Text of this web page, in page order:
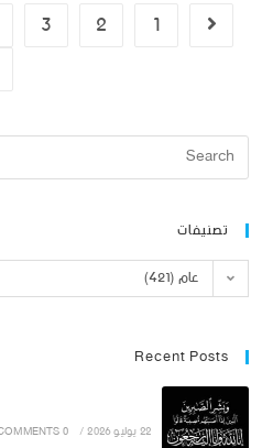
1
2
3
تصنيفات
عام (421)
Recent Posts
22 يوليو 2026 /
0 COMMENTS